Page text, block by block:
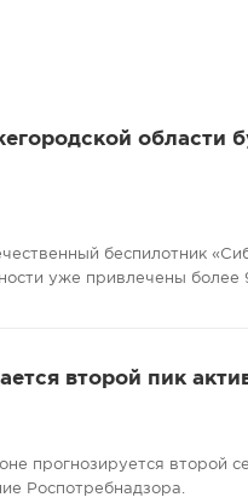
области
беспилотник
уже привлечены более
второй пик
прогнозируется второй
Роспотребнадзора.